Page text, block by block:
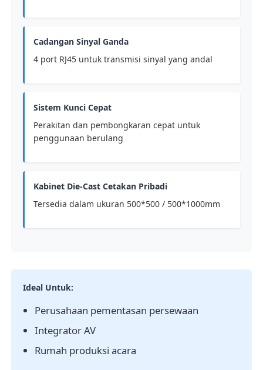
Cadangan Sinyal Ganda
4 port RJ45 untuk transmisi sinyal yang andal
Sistem Kunci Cepat
Perakitan dan pembongkaran cepat untuk
penggunaan berulang
Kabinet Die-Cast Cetakan Pribadi
Tersedia dalam ukuran 500*500 / 500*1000mm
Ideal Untuk:
Perusahaan pementasan persewaan
Integrator AV
Rumah produksi acara